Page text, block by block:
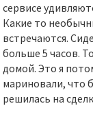
сервисе
Какие то
встречаются.
больше 5 часов.
домой. Это я
мариновали, что
решилась на